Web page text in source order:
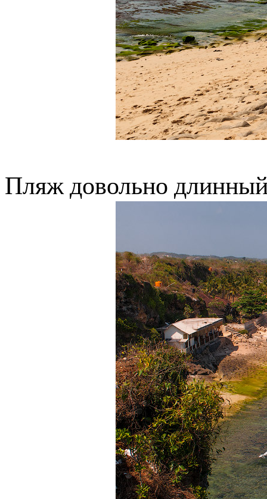
Пляж довольно